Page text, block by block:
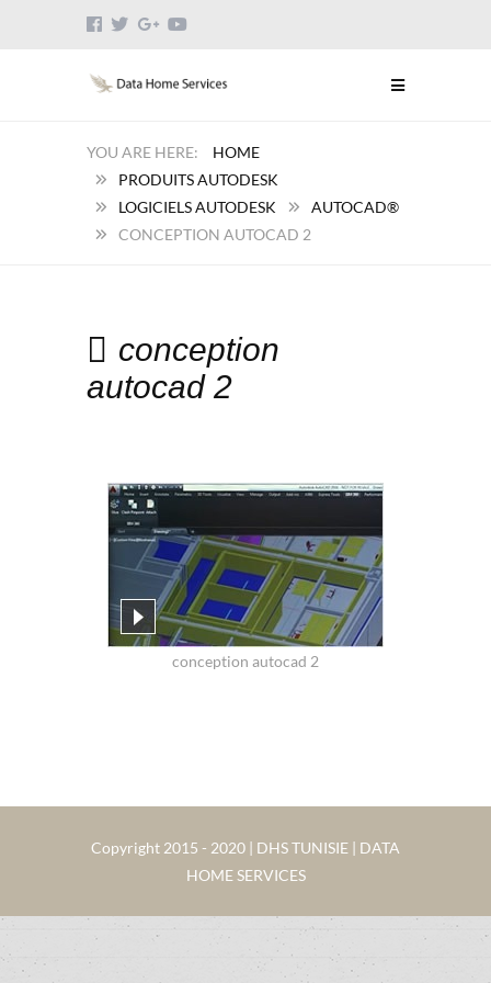
HOME
PRODUITS AUTODESK
LOGICIELS AUTODESK
AUTOCAD®
CONCEPTION AUTOCAD 2
conception
autocad 2
conception autocad 2
Copyright 2015 - 2020 | DHS TUNISIE | DATA
HOME SERVICES